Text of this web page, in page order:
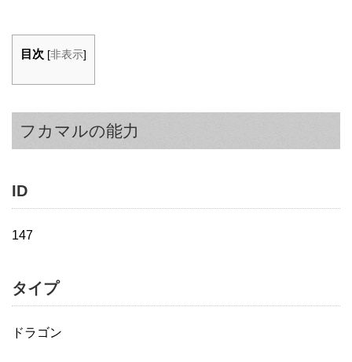
目次 [非表示]
フカマルの能力
ID
147
タイプ
ドラゴン